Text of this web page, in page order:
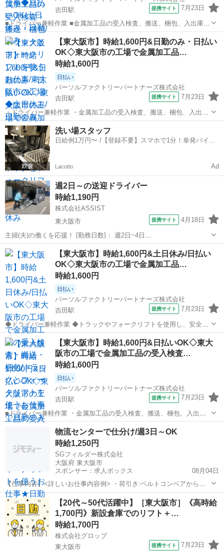
吉田駅
提携サイト 7月23日
■ドライバー兼軽作業 ■金属加工品の受入検査、搬送、梱包、入出庫な
どを担当します。 ■トラックやフォークリフトを使用し、安全かつ効
率的に作業を進めます。 ■経験者歓迎!フォークリフト資格を活かせる
職場です。 ※未経験でも挑戦...
大阪 東大阪市 吉田駅 ドライバー
【東大阪市】時給1,600円&日勤のみ・日払い
OK◇東大阪市の工場で金属加工品…
時給1,600円
日払い
パーソルファクトリーパートナーズ株式会社
吉田駅
提携サイト 7月23日
・ドライバー兼軽作業 ・金属加工品の受入検査、搬送、梱包、入出庫
などを担当します。 ・トラックやフォークリフトを使用し、安全かつ
効率的に作業を進めます。 ・経験者歓迎!フォークリフト資格を活かせ
る職場です。 ※未経験でも挑戦...
大阪 東大阪市 吉田駅
洗い場スタッフ
日給例1万円〜 /【登録不要】スマホで1分！単発バイト
Lacotto Ad
週2日～の送迎ドライバー
時給1,190円
株式会社ASSIST
東大阪市
提携サイト 4月18日
主婦(夫)の働くを応援！ [勤務日数]： 週2日~4日
08:10~13:00/14:00~17:00 月/火/水/木/金/土 などから選べます [勤務
地・最寄駅]： 大阪府東大阪市長瀬町１－７－７ 株式会社ASSIST...
大阪 東大阪市 ドライバー
【東大阪市】時給1,600円&土日休み/日払い
OK◇東大阪市の工場で金属加工品…
時給1,600円
日払い
パーソルファクトリーパートナーズ株式会社
吉田駅
提携サイト 7月23日
◆ドライバー兼軽作業 ◆トラックやフォークリフトを使用し、安全か
つ効率的に作業を進めます。 ◆金属加工品の受入検査、搬送、梱包、
入出庫などを担当します。 ◆経験者歓迎!フォークリフト資格を活かせ
る職場です。 ※未経験でも挑戦...
大阪 東大阪市 吉田駅 ドライバー
【東大阪市】時給1,600円&日払いOK◇東大
阪市の工場で金属加工品の受入検査…
時給1,600円
日払い
パーソルファクトリーパートナーズ株式会社
吉田駅
提携サイト 7月23日
■ドライバー兼軽作業 ・金属加工品の受入検査、搬送、梱包、入出庫
などを担当します。 ・トラックやフォークリフトを使用し、安全かつ
効率的に作業を進めます。 ・経験者歓迎!フォークリフト資格を活かせ
る職場です。 ※未経験でも挑戦...
東大阪市 吉田駅 ドライバー
物流センターで仕分け/週3日～OK
時給1,250円
SGフィルダー株式会社
大阪府 東大阪市
スポンサー：求人ボックス
08月04日
【仕事内容】<詳しいお仕事内容例> ・荷引き:ベルトコンベアから流
れてくる荷物を担当レーンに滑らせるように引き込む ・荷積み:荷引き
された荷物を配送先ごとのボックスやトラックに入れる ・小物仕分け:
配送先の住所ごとに封筒などの小さ...
アルバイト・パート
【20代～50代活躍中】［東大阪市］《高時給
1,700円》新設倉庫でのリフト＋…
時給1,700円
株式会社グロップ
東大阪市
提携サイト 7月23日